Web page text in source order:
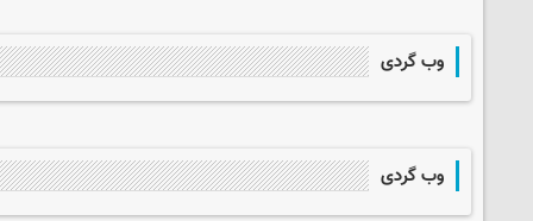
وب گردی
وب گردی